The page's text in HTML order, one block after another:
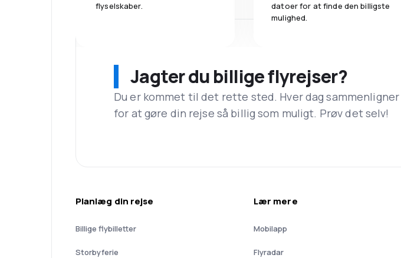
flyselskaber.
datoer for at finde den billigste
mulighed.
Jagter du billige flyrejser?
Du er kommet til det rette sted. Hver dag
for at gøre din rejse så billig som muligt. Prøv det selv!
Planlæg din rejse
Billige flybilletter
Storbyferie
Lær mere
Mobilapp
Flyradar